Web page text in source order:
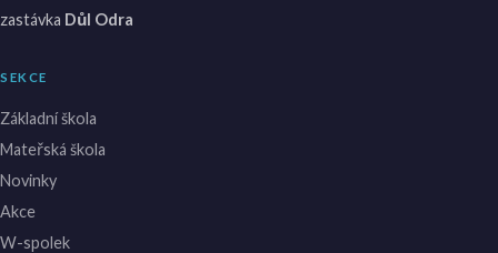
zastávka Důl Odra
SEKCE
Základní škola
Mateřská škola
Novinky
Akce
W-spolek